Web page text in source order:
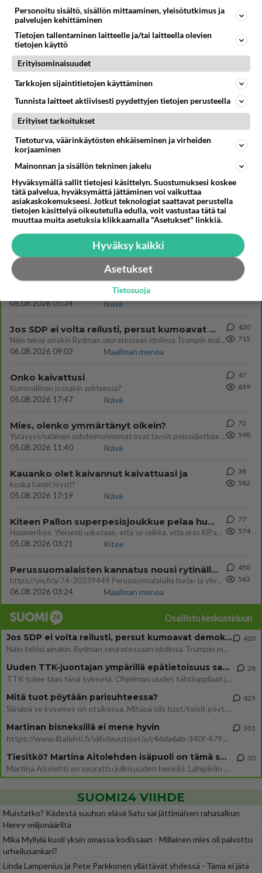
Ketjusta on poistettu 0sääntöjenvastaista viestiä.
Takaisin ylös
LUETUIMMAT KESKUSTELUT
Martinan bisneksillä ei mene hyvin
1273
Tiesitkö? Martina Aitolehden isäpuoli on tämä suosittu laulaja
05.08.2026 07:23
Kotimaiset julkkisjuorut
30
Mitä töitä kaivattusi on tehnyt?
😅
05.08.2026 13:25
Ikävä
867
Voiko meidän välit
05.08.2026 05:34
Ikävä
71
Jos SDP ei voita reilusti, persut kumoavat demokratian Suomesta
Näin tekisi ainakin Rydman seuratessaan idolinsa Trumpin mallia https://www.is.fi/politiikka/art-2000012187244.html
06.08.2026 09:02
Maailman menoa
420
715
Onko kaivattusi
Kummallinen jossakin suhteessa?
05.08.2026 17:47
Ikävä
47
639
Mies, olenko ymmärtänyt oikein?
Ystävyys/salainen suhde/molemmat ovat täysin poissuljettuja asioita? Nainen
05.08.2026 11:40
Ikävä
72
598
Kauanko olet kaivannut kaivattuasi ja
koska hänet löysit?
05.08.2026 17:19
Ikävä
38
582
Kiteen Pallon superpesisjoukkue pelaa huumeiden vaikutuksen alaisena
Huumerikos. Yleisesti uskotaan, että se seikka, että eräs KiPan pelaaja kärähtää huumeista, on vain jäävuoren huippu. M
05.08.2026 03:21
Kitee
77
574
Perussuomalaisten kannatus nousi rytinällä Ylen tänään julkaisemassa tuoreimmassa gallup-kyselyssä.
https://yle.fi/a/74-20239449 Perussuomalaisilla hurja- ja ylivoimaisesti suurin nousu tässä uudessa Ylen gallupissa. Kyl
06.08.2026 03:24
Maailman menoa
450
563
Osallistu keskusteluun
Jos SDP ei voita reilusti, persut kumoavat demokratian Suomesta
Näin tekisi ainakin Rydman seuratessaan idolinsa Trumpin mallia https://www.is.fi/politiikka/art-2000012187244.html
420
Uuden TTK-juontajan ympärillä epätietoisuus sakenee - Nyt MTV hämmentää soppaa
TTK tulee taas tänä syksynä. Ohjelman uudet tähtioppilaat julkistetaan torstaina 6. elokuuta klo 14 alkavassa lehdistö
28
Mitä tuot pöytään parisuhteessa?
Siinäpä se kysymys on otsikossa. Mitäpä siis tuot/toisit pöytään parisuhteessa? Oletko mies vai nainen? Koetko sen mitä
425
Martinan bisneksillä ei mene hyvin
https://www.iltalehti.fi/viihdeuutiset/a/c46da6ab-340f-4790-aaa7-0865eed2336 Yrityksen konkurssihakemus on tullut kärä
301
Tiesitkö? Martina Aitolehden isäpuoli on tämä suosittu laulaja
Martina Aitolehti on seurattu julkisuuden henkilö. Lähipiiriin mahtuu muitakin tunnettuja henkilöitä. Tiesitkö, että Ma
30
SUOMI24 VIIHDE
Muistatko? Kädestä suuhun elävä Satu sai jättimäisen rahasalkun
Henry-miljonääriltä
Mika Myllylä kuoli yksin omassa kodissaan - Millainen mies oli palvottu
urheilusankari?
Linda Lampenius ja Pete Parkkonen yllättävät yhdessä - Tämä ei jätä
Personoitu sisältö, sisällön mittaaminen, yleisötutkimus ja
palvelujen kehittäminen
Tietojen tallentaminen laitteelle ja/tai laitteella olevien
tietojen käyttö
Erityisominaisuudet
Tarkkojen sijaintitietojen käyttäminen
Tunnista laitteet aktiivisesti pyydettyjen tietojen perusteella
Erityiset tarkoitukset
Tietoturva, väärinkäytösten ehkäiseminen ja virheiden
korjaaminen
Mainonnan ja sisällön tekninen jakelu
Hyväksymällä sallit tietojesi käsittelyn. Suostumuksesi koskee
tätä palvelua, hyväksymättä jättäminen voi vaikuttaa
asiakaskokemukseesi. Jotkut teknologiat saattavat perustella
tietojen käsittelyä oikeutetulla edulla, voit vastustaa tätä tai
muuttaa muita asetuksia klikkaamalla "Asetukset" linkkiä.
Hyväksy kaikki
Asetukset
Tietosuoja